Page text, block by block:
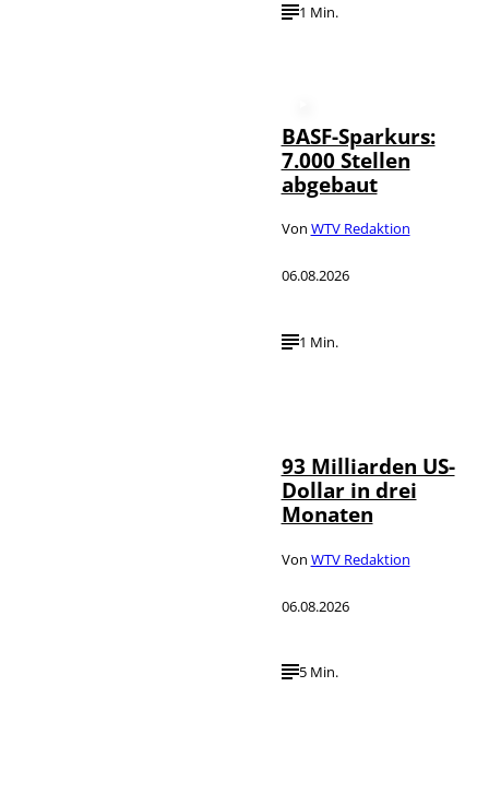
1 Min.
BASF-Sparkurs:
7.000 Stellen
abgebaut
Von WTV Redaktion
06.08.2026
1 Min.
93 Milliarden US-
Dollar in drei
Monaten
Von WTV Redaktion
06.08.2026
5 Min.